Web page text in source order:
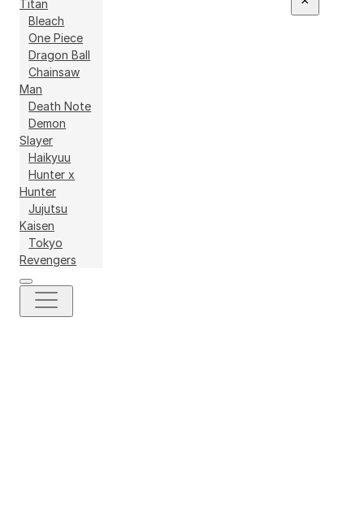
Titan
Bleach
One Piece
Dragon Ball
Chainsaw
Man
Death Note
Demon
Slayer
Haikyuu
Hunter x
Hunter
Jujutsu
Kaisen
Tokyo
Revengers